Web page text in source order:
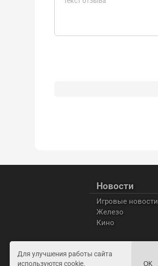
Для улучшения работы сайта
используются cookie.
OK
Новости
Игровые новости
Железо
Кино